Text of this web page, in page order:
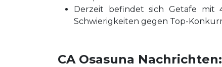
Derzeit befindet sich Getafe
Schwierigkeiten gegen Top-
CA Osasuna